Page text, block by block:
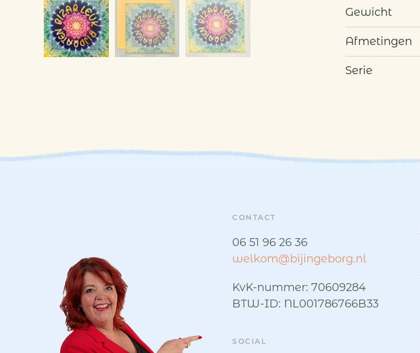
aantal
Gewicht
Afmetingen
Serie
CONTACT
06 51 96 26 36
welkom@bijingeborg.nl
KvK-nummer: 70609284
BTW-ID: NL001786766B33
SOCIAL